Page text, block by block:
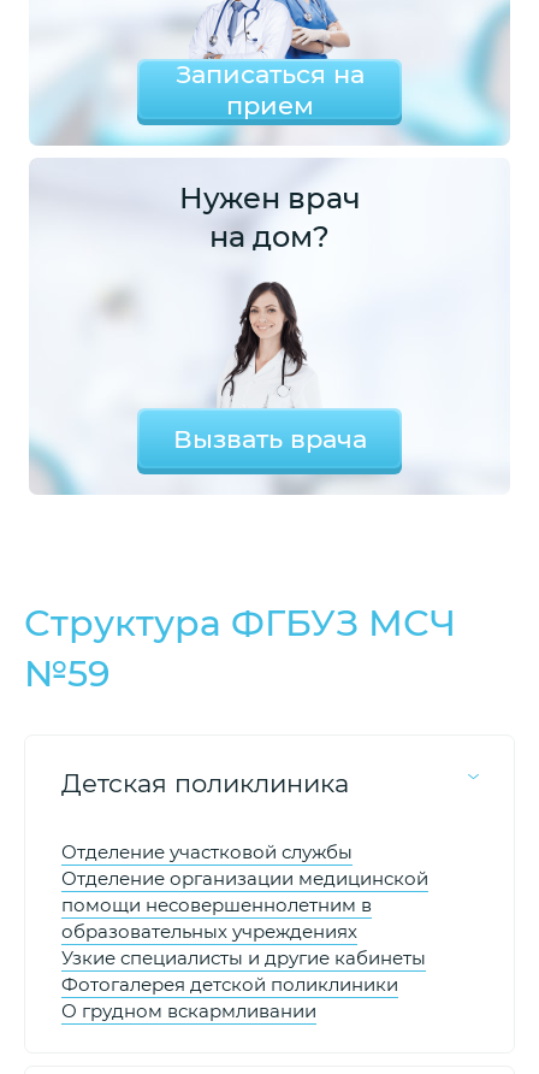
Записаться на
прием
Нужен врач
на дом?
Вызвать врача
Структура ФГБУЗ МСЧ
№59
Детская поликлиника
Отделение участковой службы
Отделение организации медицинской
помощи несовершеннолетним в
образовательных учреждениях
Узкие специалисты и другие кабинеты
Фотогалерея детской поликлиники
О грудном вскармливании